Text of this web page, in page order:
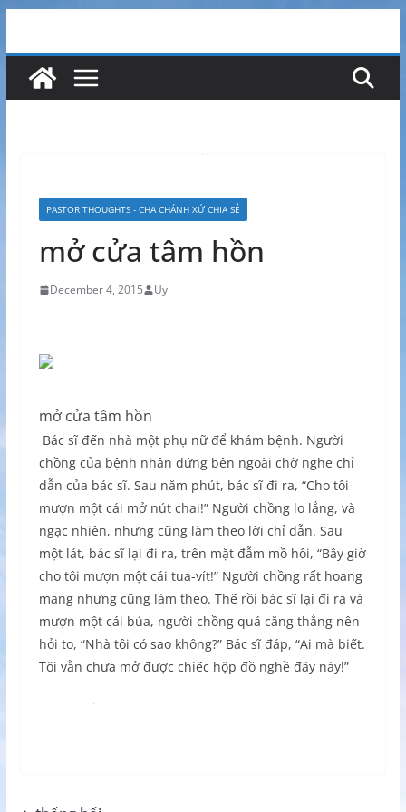
PASTOR THOUGHTS - CHA CHÁNH XỨ CHIA SẺ
mở cửa tâm hồn
December 4, 2015 Uy
mở cửa tâm hồn
Bác sĩ đến nhà một phụ nữ để khám bệnh. Người
chồng của bệnh nhân đứng bên ngoài chờ nghe chỉ
dẫn của bác sĩ. Sau năm phút, bác sĩ đi ra, “Cho tôi
mượn một cái mở nút chai!” Người chồng lo lắng, và
ngạc nhiên, nhưng cũng làm theo lời chỉ dẫn. Sau
một lát, bác sĩ lại đi ra, trên mặt đẫm mồ hôi, “Bây giờ
cho tôi mượn một cái tua-vít!” Người chồng rất hoang
mang nhưng cũng làm theo. Thế rồi bác sĩ lại đi ra và
mượn một cái búa, người chồng quá căng thẳng nên
hỏi to, “Nhà tôi có sao không?” Bác sĩ đáp, “Ai mà biết.
Tôi vẫn chưa mở được chiếc hộp đồ nghề đây này!”